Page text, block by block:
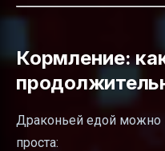
Кормление:
Драконьей едой можно
проста: